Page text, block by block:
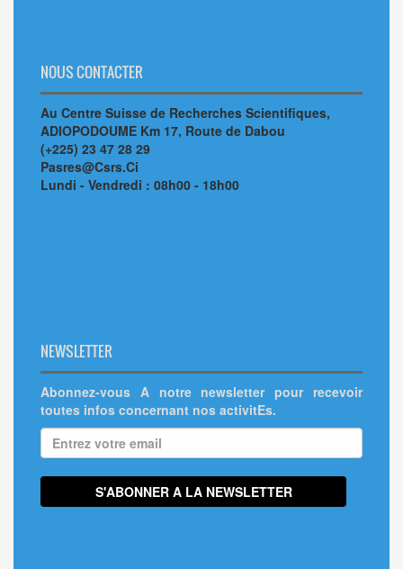
NOUS CONTACTER
Au Centre Suisse de Recherches Scientifiques,
ADIOPODOUME Km 17, Route de Dabou
(+225) 23 47 28 29
Pasres@Csrs.Ci
Lundi - Vendredi : 08h00 - 18h00
NEWSLETTER
Abonnez-vous A notre newsletter pour recevoir
toutes infos concernant nos activitEs.